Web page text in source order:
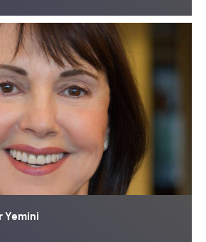
Yemini